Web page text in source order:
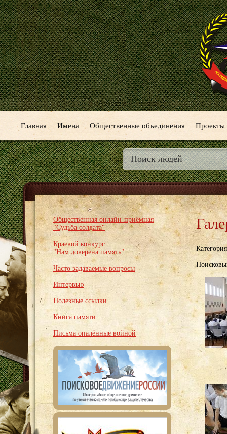
Главная Имена Общественные объединения Проекты
Общественная онлайн-приёмная
"Судьба солдата"
Краевой конкурс
"Нам доверена память"
Часто задаваемые вопросы
Интервью
Полезные ссылки
Книга памяти
Письма опалённые войной